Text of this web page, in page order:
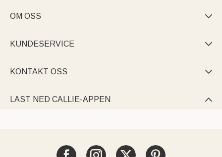
OM OSS 
KUNDESERVICE 
KONTAKT OSS 
LAST NED CALLIE-APPEN 